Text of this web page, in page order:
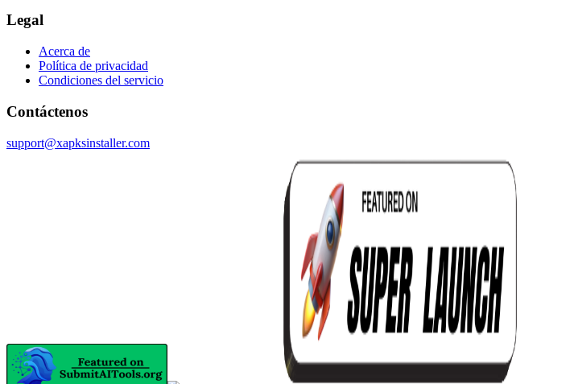
Legal
Acerca de
Política de privacidad
Condiciones del servicio
Contáctenos
support@xapksinstaller.com